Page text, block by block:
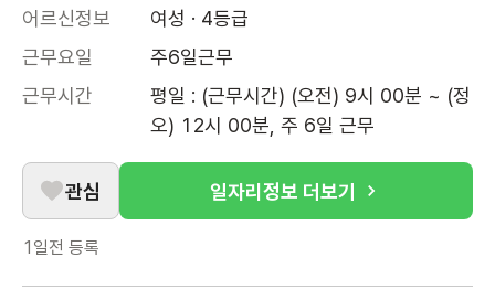
어르신정보
여성 · 4등급
근무요일
주6일근무
근무시간
평일 : (근무시간) (오전) 9시 00분 ~ (정
오) 12시 00분, 주 6일 근무
관심 일자리정보 더보기
1일전 등록